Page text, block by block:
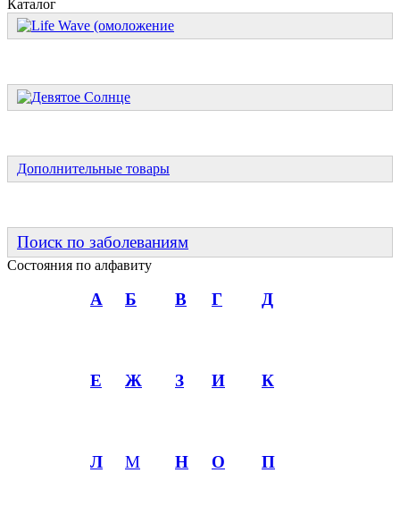
Каталог
Дополнительные товары
Поиск по заболеваниям
Состояния по алфавиту
А Б В Г Д
Е Ж З И К
Л М Н О П